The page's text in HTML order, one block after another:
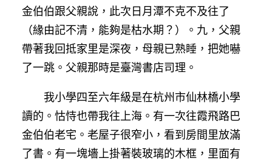
金伯伯跟父親說，此次日月潭不克不及往了
（緣由記不清，能夠是枯水期？）。九，父親
帶著我回抵家里是深夜，母親已熟睡，把她嚇
了一跳。父親那時是臺灣書店司理。
我小學四至六年級是在杭州市仙林橋小學
讀的。怙恃也帶我往上海。有一次往霞飛路巴
金伯伯老宅。老屋子很窄小，看到房間里放滿
了書。有一塊墻上掛著裝玻璃的木框，里面有